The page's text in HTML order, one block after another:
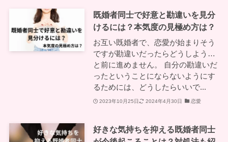
既婚者同士で好意と勘違いを見分
けるには？本気度の見極め方は？
お互い既婚者で、恋愛が始まりそう
ですが勘違いだったらどうしよう…
と前に進めません。 自分の勘違いだ
ったということにならないようにす
るためには、どうしたらいいで...
2023年10月25日 2024年4月30日 恋愛
好きな気持ちを抑える既婚者同士